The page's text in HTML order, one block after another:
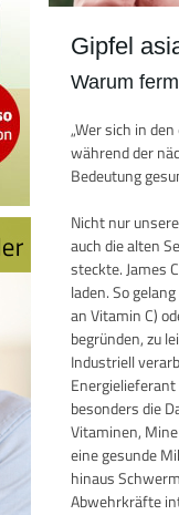
Gipfel
Warum
„Wer sich in
während der
Bedeutung
Nicht nur
auch die alten
steckte. James
laden. So
an Vitamin C)
begründen, zu
Industriell
besonders die
Vitaminen,
eine gesunde
hinaus
Abwehrkräfte